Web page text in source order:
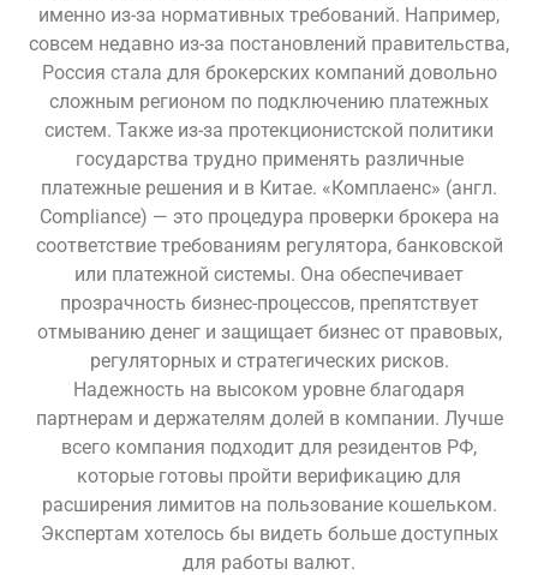
именно из-за нормативных требований. Например,
совсем недавно из-за постановлений правительства,
Россия стала для брокерских компаний довольно
сложным регионом по подключению платежных
систем. Также из-за протекционистской политики
государства трудно применять различные
платежные решения и в Китае. «Комплаенс» (англ.
Compliance) — это процедура проверки брокера на
соответствие требованиям регулятора, банковской
или платежной системы. Она обеспечивает
прозрачность бизнес-процессов, препятствует
отмыванию денег и защищает бизнес от правовых,
регуляторных и стратегических рисков.
Надежность на высоком уровне благодаря
партнерам и держателям долей в компании. Лучше
всего компания подходит для резидентов РФ,
которые готовы пройти верификацию для
расширения лимитов на пользование кошельком.
Экспертам хотелось бы видеть больше доступных
для работы валют.